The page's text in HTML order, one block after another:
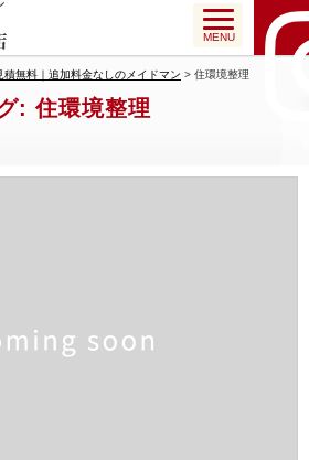
MENU
積無料｜追加料金なしのメイドマン > 住環境整理
:住環境整理